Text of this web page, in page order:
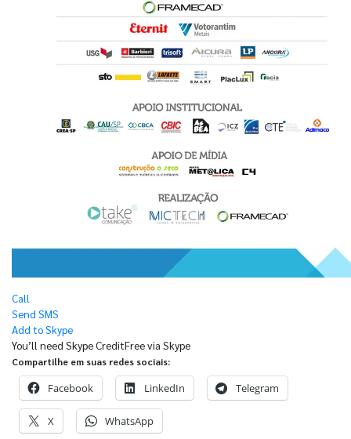
Call
Send SMS
Add to Skype
You’ll need Skype CreditFree via Skype
Compartilhe em suas redes sociais:
Facebook LinkedIn Telegram
X WhatsApp